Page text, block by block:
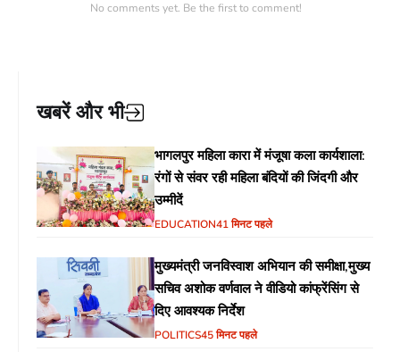
No comments yet. Be the first to comment!
खबरें और भी
भागलपुर महिला कारा में मंजूषा कला कार्यशाला:
रंगों से संवर रही महिला बंदियों की जिंदगी और
उम्मीदें
EDUCATION41 मिनट पहले
मुख्यमंत्री जनविस्वाश अभियान की समीक्षा,मुख्य
सचिव अशोक वर्णवाल ने वीडियो कांफ्रेंसिंग से
दिए आवश्यक निर्देश
POLITICS45 मिनट पहले